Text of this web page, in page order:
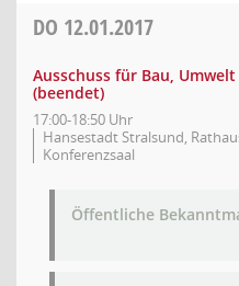
DO 12.01.2017
Ausschuss für Bau,
(beendet)
17:00-18:50 Uhr
Hansestadt Stralsund,
Konferenzsaal
Öffentliche